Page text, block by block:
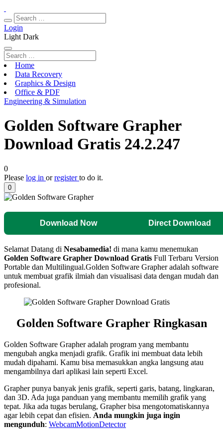
Login
Light Dark
Home
Data Recovery
Graphics & Design
Office & PDF
Engineering & Simulation
Golden Software Grapher
Download Gratis 24.2.247
0
Please log in orregisterto do it.
0
Download Now Direct Download
Selamat Datang di Nesabamedia! di mana kamu menemukan
Golden Software Grapher Download Gratis Full Terbaru Version
Portable dan Multilingual.Golden Software Grapher adalah software
untuk membuat grafik ilmiah dan visualisasi data dengan mudah dan
profesional.
Golden Software Grapher Ringkasan
Golden Software Grapher adalah program yang membantu
mengubah angka menjadi grafik. Grafik ini membuat data lebih
mudah dipahami. Kamu bisa memasukkan angka langsung atau
mengambilnya dari aplikasi lain seperti Excel.
Grapher punya banyak jenis grafik, seperti garis, batang, lingkaran,
dan 3D. Ada juga panduan yang membantu memilih grafik yang
tepat. Jika ada tugas berulang, Grapher bisa mengotomatiskannya
agar lebih cepat dan efisien. Anda mungkin juga ingin
mengunduh: WebcamMotionDetector